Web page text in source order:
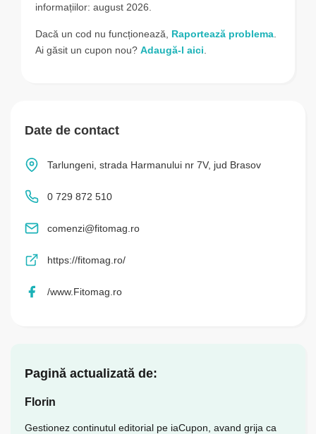
informațiilor: august 2026.
Dacă un cod nu funcționează, Raportează problema
Ai găsit un cupon nou? Adaugă-l aici
Date de contact
Tarlungeni, strada Harmanului nr 7V, jud Brasov
0 729 872 510
comenzi@fitomag.ro
https://fitomag.ro/
/www.Fitomag.ro
Pagină actualizată de:
Florin
Gestionez continutul editorial pe iaCupon, avand grija ca